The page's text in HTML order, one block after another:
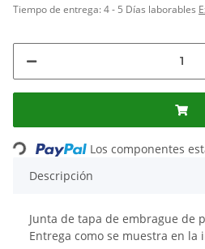
Tiempo de entrega:4 - 5 Días laborables
Loading...
Los componentes
Descripción
Junta de tapa de embrague de
Entrega como se muestra en la